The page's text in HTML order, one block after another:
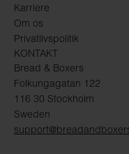
Karriere
Om os
Privatlivspolitik
KONTAKT
Bread & Boxers
Folkungagatan 122
116 30 Stockholm
Sweden